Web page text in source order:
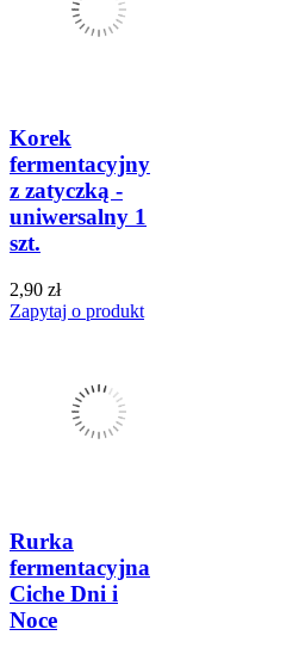
Korek
fermentacyjny
z zatyczką -
uniwersalny 1
szt.
2,90 zł
Zapytaj o produkt
Rurka
fermentacyjna
Ciche Dni i
Noce